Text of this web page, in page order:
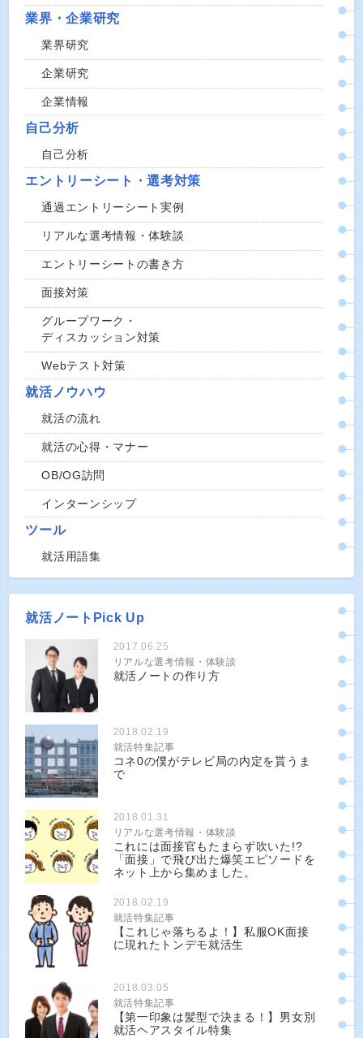
業界・企業研究
業界研究
企業研究
企業情報
自己分析
自己分析
エントリーシート・選考対策
通過エントリーシート実例
リアルな選考情報・体験談
エントリーシートの書き方
面接対策
グループワーク・
ディスカッション対策
Webテスト対策
就活ノウハウ
就活の流れ
就活の心得・マナー
OB/OG訪問
インターンシップ
ツール
就活用語集
就活ノートPick Up
2017.06.25
リアルな選考情報・体験談
就活ノートの作り方
2018.02.19
就活特集記事
コネ0の僕がテレビ局の内定を貰うま
で
2018.01.31
リアルな選考情報・体験談
これには面接官もたまらず吹いた!?
「面接」で飛び出た爆笑エピソードを
ネット上から集めました。
2018.02.19
就活特集記事
【これじゃ落ちるよ！】私服OK面接
に現れたトンデモ就活生
2018.03.05
就活特集記事
【第一印象は髪型で決まる！】男女別
就活ヘアスタイル特集